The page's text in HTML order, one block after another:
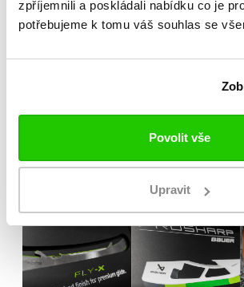
zpříjemnili a poskládali nabídku co je
potřebujeme k tomu váš souhlas se
Povolit vše
Upravit